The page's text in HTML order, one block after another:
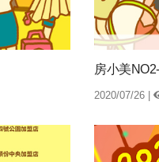
房小美
2020/07/26 |